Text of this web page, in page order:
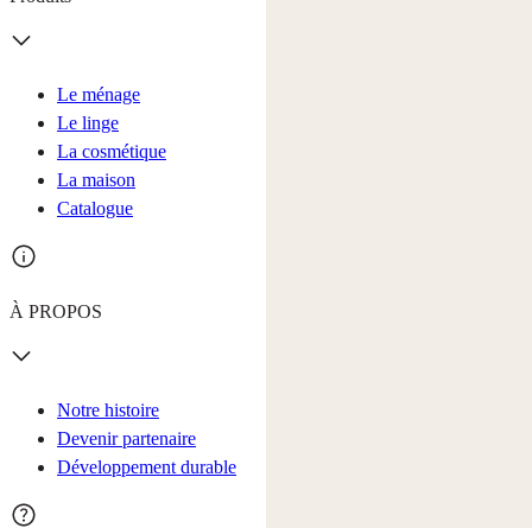
Le ménage
Le linge
La cosmétique
La maison
Catalogue
À PROPOS
Notre histoire
Devenir partenaire
Développement durable